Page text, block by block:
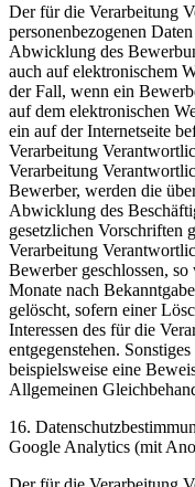
Der für die Verarbeitung
personenbezogenen
Abwicklung des
auch auf elektronischem
der Fall, wenn ein
auf dem elektronischen
ein auf der Internetseite
Verarbeitung
Verarbeitung
Bewerber, werden die
Abwicklung des
gesetzlichen Vorschriften
Verarbeitung
Bewerber geschlossen,
Monate nach
gelöscht, sofern einer
Interessen des für die
entgegenstehen.
beispielsweise eine
Allgemeinen
16.
Google Analytics (mit